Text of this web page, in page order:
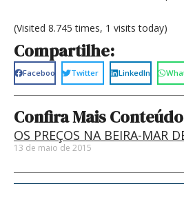
(Visited 8.745 times, 1 visits today)
Compartilhe:
Facebook Twitter LinkedIn
Confira Mais
OS PREÇOS NA BEIRA-MAR
13 de maio de 2015